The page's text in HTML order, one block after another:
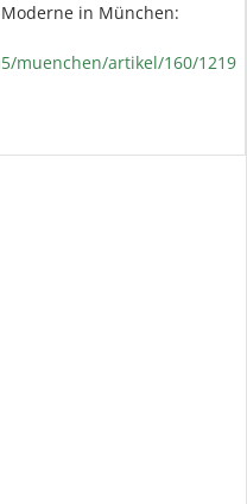
in München:
muenchen/artikel/160/1219